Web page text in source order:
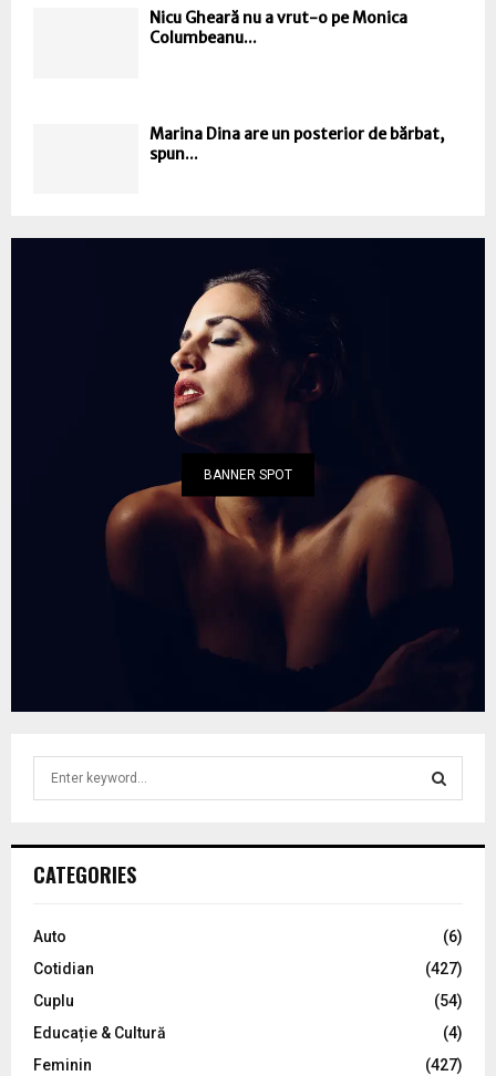
Nicu Gheară nu a vrut-o pe Monica
Columbeanu...
Marina Dina are un posterior de bărbat,
spun...
BANNER SPOT
h
o
:
C
CATEGORIES
Auto
(6)
Cotidian
(427)
Cuplu
(54)
Educație & Cultură
(4)
Feminin
(427)